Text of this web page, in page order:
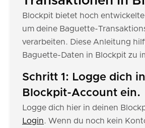
Blockpit bietet hoch
um deine Baguette-
verarbeiten. Diese Anleitung
Baguette-Daten in Blockpit zu
Schritt 1: Logge dich
Blockpit-Account ein.
Logge dich hier in deinen
Login. Wenn du noch kein